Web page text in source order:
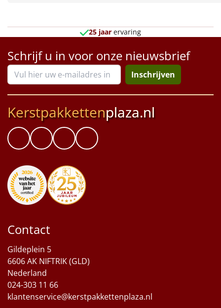
Warmtekussen
NIEUW
Slowcooker POPULAIR
Noodradio NIEUW
Alle artikelen
Overige
Ideeën
Personeel
Particulier
Kerstgeschenken 2026
25 jaar ervaring
Schrijf u in voor onze nieuwsbrief
Inschrijven
Kerstpakkettenplaza.nl
Contact
Gildeplein 5
6606 AK NIFTRIK (GLD)
Nederland
024-303 11 66
klantenservice@kerstpakkettenplaza.nl